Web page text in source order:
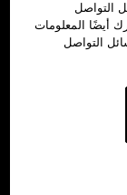
التواصل
أيضًا المعلومات
التواصل